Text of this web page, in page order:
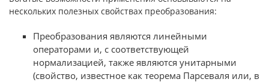
нескольких полезных свойствах преобразования:
Преобразования являются линейными
операторами и, с соответствующей
нормализацией, также являются унитарными
(свойство, известное как теорема Парсеваля или, в